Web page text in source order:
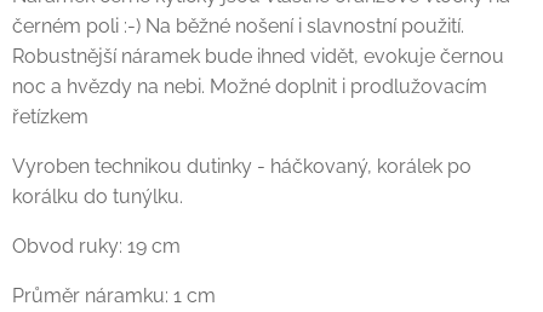
černém poli :-) Na běžné nošení i slavnostní použití.
Robustnější náramek bude ihned vidět, evokuje černou
noc a hvězdy na nebi. Možné doplnit i prodlužovacím
řetízkem
Vyroben technikou dutinky - háčkovaný, korálek po
korálku do tunýlku.
Obvod ruky: 19 cm
Průměr náramku: 1 cm